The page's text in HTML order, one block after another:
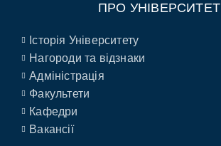
ПРО УНІВЕРСИТЕТ
Історія Університету
Нагороди та відзнаки
Адміністрація
Факультети
Кафедри
Вакансії